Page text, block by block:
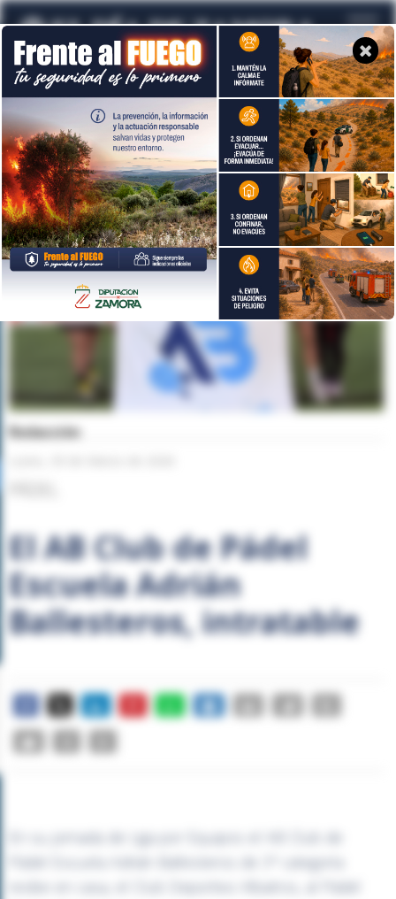
Redacción
El AB Club de Pádel
Escuela Adrián
Ballesteros, intratable
En su jornada de Liga por Equipos el AB Club de
Pádel Escuela Adrián Ballesteros de 3ª categoría
recibe en casa, el Club Deportivo Albatros, al Pádel